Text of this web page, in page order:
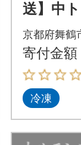
送】中
西京味
京都府舞鶴
寄付金額
冷凍